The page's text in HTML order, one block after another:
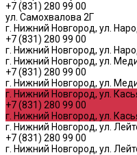
+7 (831) 280 99 00
ул. Самохвалова 2Г
г. Нижний Новгород, ул.
+7 (831) 280 99 00
г. Нижний Новгород, ул.
г. Нижний Новгород, ул.
+7 (831) 280 99 00
г. Нижний Новгород, ул.
г. Нижний Новгород, ул.
+7 (831) 280 99 00
г. Нижний Новгород, ул.
г. Нижний Новгород, ул.
+7 (831) 280 99 00
г. Нижний Новгород, ул.